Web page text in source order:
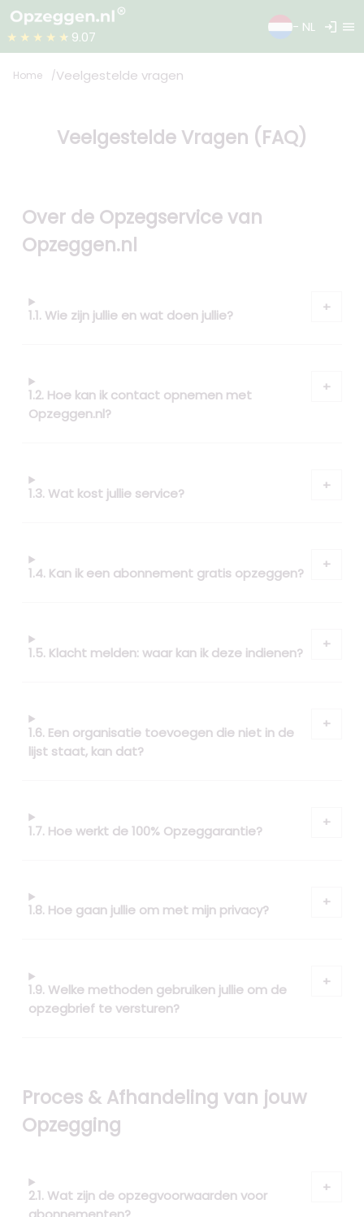
★★★★★ 9.07
- NL login menu
Home Veelgestelde vragen
Veelgestelde Vragen (FAQ)
Over de Opzegservice van
Opzeggen.nl
1.1. Wie zijn jullie en wat doen jullie?
1.2. Hoe kan ik contact opnemen met
Opzeggen.nl?
1.3. Wat kost jullie service?
1.4. Kan ik een abonnement gratis opzeggen?
1.5. Klacht melden: waar kan ik deze indienen?
1.6. Een organisatie toevoegen die niet in de
lijst staat, kan dat?
1.7. Hoe werkt de 100% Opzeggarantie?
1.8. Hoe gaan jullie om met mijn privacy?
1.9. Welke methoden gebruiken jullie om de
opzegbrief te versturen?
Proces & Afhandeling van jouw
Opzegging
2.1. Wat zijn de opzegvoorwaarden voor